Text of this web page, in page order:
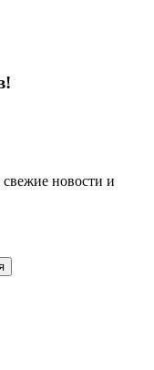
новости и